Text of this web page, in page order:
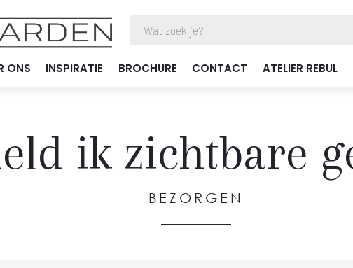
ONS INSPIRATIE BROCHURE CONTACT ATELIER REBUL
ik zichtbare
BEZORGEN